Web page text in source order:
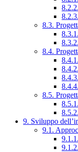
8.3.
8.4.
8.5.
9. Sviluppo
9.1.